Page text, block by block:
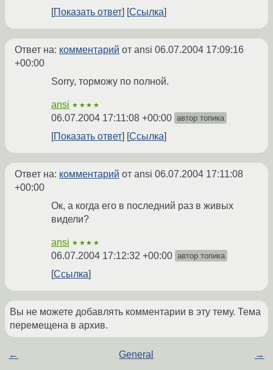
Показать ответ Ссылка
Ответ на: комментарий от ansi 06.07.2004 17:09:16
+00:00
Sorry, торможу по полной.
ansi ★★★★
06.07.2004 17:11:08 +00:00 автор топика
Показать ответ Ссылка
Ответ на: комментарий от ansi 06.07.2004 17:11:08
+00:00
Ок, а когда его в последний раз в живых
видели?
ansi ★★★★
06.07.2004 17:12:32 +00:00 автор топика
Ссылка
Вы не можете добавлять комментарии в эту тему. Тема
перемещена в архив.
← General →